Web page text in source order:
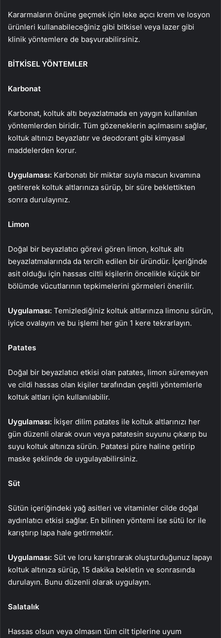
Kararmaların önüne geçmek için leke açıcı krem ve losyon
ürünleri kullanabileceğiniz gibi bitkisel veya lazer gibi
klinik yöntemlere de başvurabilirsiniz.
BİTKİSEL YÖNTEMLER
Karbonat
Karbonat, koltuk altı beyazlatmada en yaygın kullanılan
yöntemlerden biridir. Tüm gözeneklerin açılmasını sağlar,
koltuk altınızı beyazlatır ve deodorant gibi kimyasal
maddelerden korur.
Uygulaması: Karbonatı bir miktar suyla macun kıvamına
getirerek koltuk altlarınıza sürüp, bir süre beklettikten
sonra durulayınız.
Limon
Doğal bir beyazlatıcı görevi gören limon, koltuk altı
beyazlatmalarında da tercih edilen bir üründür. İçeriğinde
asit olduğu için hassas ciltli kişilerin öncelikle küçük bir
bölümde vücutlarının tepkimelerini görmeleri önerilir.
Uygulaması: Temizlediğiniz koltuk altlarınıza limonu sürün,
iyice ovalayın ve bu işlemi her gün 1 kere tekrarlayın.
Patates
Doğal bir beyazlatıcı etkisi olan patates, limon süremeyen
ve cildi hassas olan kişiler tarafından çeşitli yöntemlerle
koltuk altları için kullanılabilir.
Uygulaması: İkişer dilim patates ile koltuk altlarınızı her
gün düzenli olarak ovun veya patatesin suyunu çıkarıp bu
suyu koltuk altınıza sürün. Patatesi püre haline getirip
maske şeklinde de uygulayabilirsiniz.
Süt
Sütün içeriğindeki yağ asitleri ve vitaminler cilde doğal
aydınlatıcı etkisi sağlar. En bilinen yöntemi ise sütü lor ile
karıştırıp lapa hale getirmektir.
Uygulaması: Süt ve loru karıştırarak oluşturduğunuz lapayı
koltuk altınıza sürüp, 15 dakika bekletin ve sonrasında
durulayın. Bunu düzenli olarak uygulayın.
Salatalık
Hassas olsun veya olmasın tüm cilt tiplerine uyum